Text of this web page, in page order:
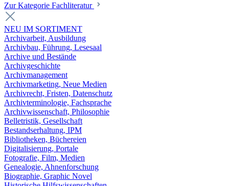
Zur Kategorie Fachliteratur
NEU IM SORTIMENT
Archivarbeit, Ausbildung
Archivbau, Führung, Lesesaal
Archive und Bestände
Archivgeschichte
Archivmanagement
Archivmarketing, Neue Medien
Archivrecht, Fristen, Datenschutz
Archivterminologie, Fachsprache
Archivwissenschaft, Philosophie
Belletristik, Gesellschaft
Bestandserhaltung, IPM
Bibliotheken, Büchereien
Digitalisierung, Portale
Fotografie, Film, Medien
Genealogie, Ahnenforschung
Biographie, Graphic Novel